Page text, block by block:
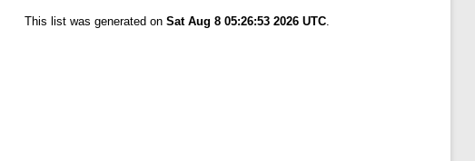
This list was generated on Sat Aug 8 05:26:53 2026 UTC.